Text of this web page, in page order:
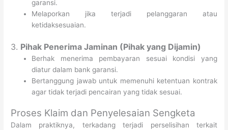
garansi.
Melaporkan jika terjadi pelanggaran atau
ketidaksesuaian.
3. Pihak Penerima Jaminan (Pihak yang Dijamin)
Berhak menerima pembayaran sesuai kondisi yang
diatur dalam bank garansi.
Bertanggung jawab untuk memenuhi ketentuan kontrak
agar tidak terjadi pencairan yang tidak sesuai.
Proses Klaim dan Penyelesaian Sengketa
Dalam praktiknya, terkadang terjadi perselisihan terkait